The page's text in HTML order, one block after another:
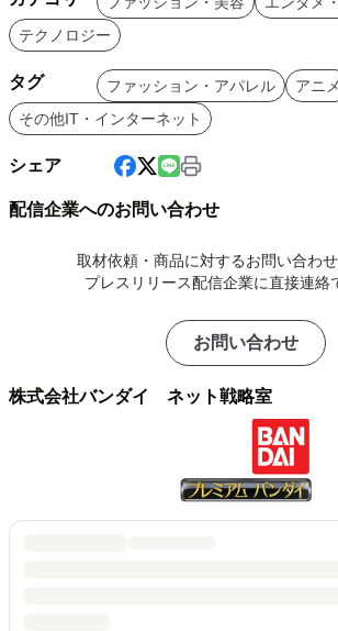
テクノロジー
タグ ファッション・アパレル
アニメ
その他IT・インターネット
シェア
配信企業へのお問い合わせ
取材依頼・商品に対するお問い合わせ
プレスリリース配信企業に直接連絡
お問い合わせ
株式会社バンダイ ネット戦略室